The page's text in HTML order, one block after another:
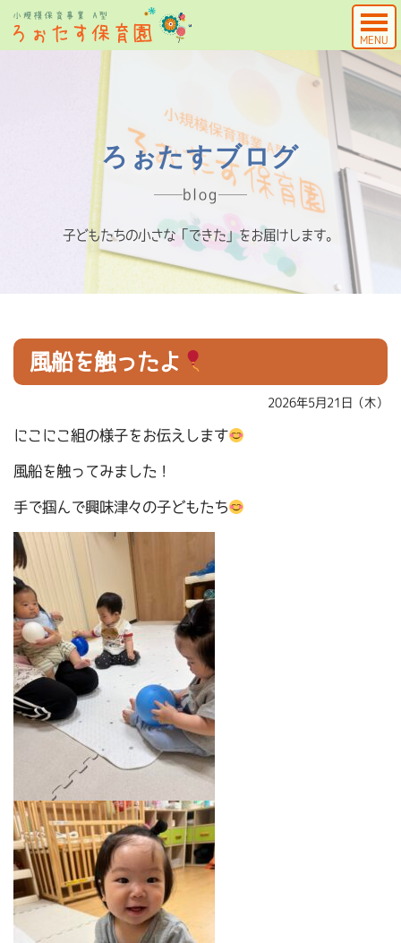
MENU
ろぉたすブログ
blog
子どもたちの小さな「できた」をお届けします。
風船を触ったよ
2026年5月21日（木）
にこにこ組の様子をお伝えします
風船を触ってみました！
手で掴んで興味津々の子どもたち